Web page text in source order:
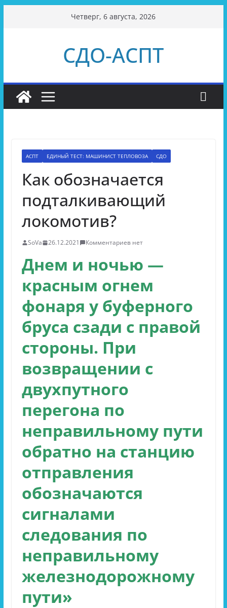
Четверг, 6 августа, 2026
СДО-АСПТ
АСПТ ЕДИНЫЙ ТЕСТ: МАШИНИСТ ТЕПЛОВОЗА СДО
Как обозначается
подталкивающий
локомотив?
SoVa 26.12.2021 Комментариев нет
Днем и ночью —
красным огнем
фонаря у буферного
бруса сзади с правой
стороны. При
возвращении с
двухпутного
перегона по
неправильному пути
обратно на станцию
отправления
обозначаются
сигналами
следования по
неправильному
железнодорожному
пути»